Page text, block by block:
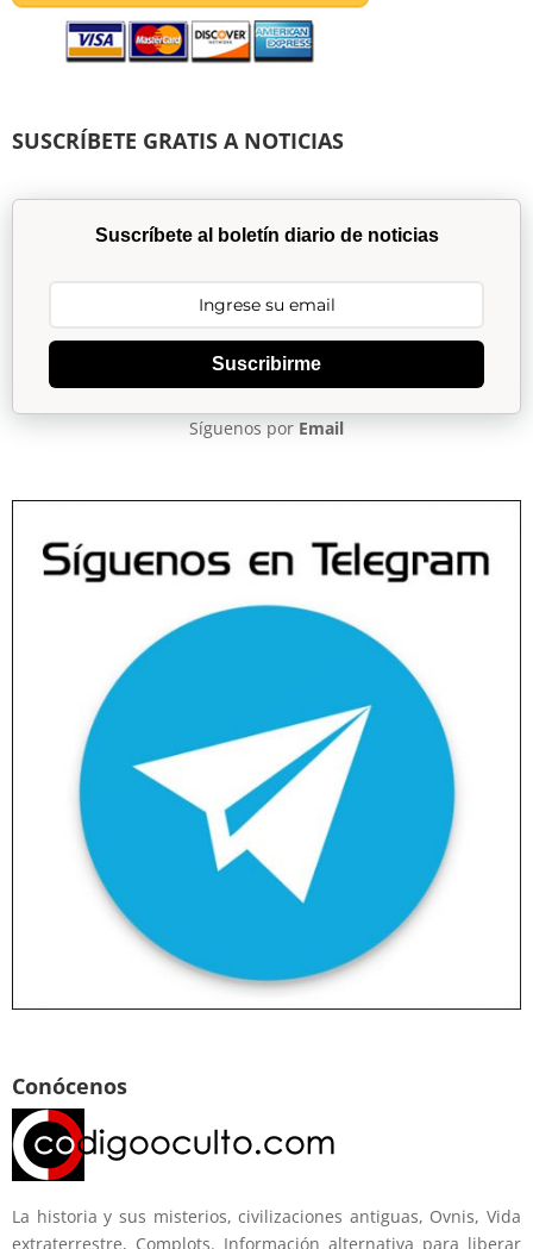
SUSCRÍBETE GRATIS A NOTICIAS
Suscríbete al boletín diario de noticias
Suscribirme
Síguenos por Email
Conócenos
La historia y sus misterios, civilizaciones antiguas, Ovnis, Vida
extraterrestre, Complots. Información alternativa para liberar